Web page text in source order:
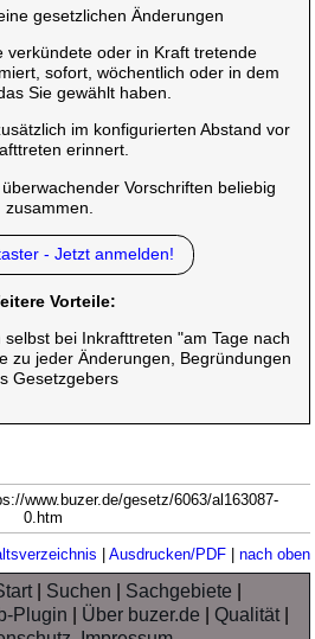
gesetzlichen Änderungen
verkündete oder in Kraft tretende
sofort, wöchentlich oder in dem
Sie gewählt haben.
im konfigurierten Abstand vor
erinnert.
Vorschriften beliebig
zusammen.
- Jetzt anmelden!
Vorteile:
bei Inkrafttreten "am Tage nach
zu jeder Änderungen, Begründungen
Gesetzgebers
www.buzer.de/gesetz/6063/al163087-
0.htm
Ausdrucken/PDF| nach oben
| Suchen Sachgebiete
Plugin Über buzer.de |Qualität|